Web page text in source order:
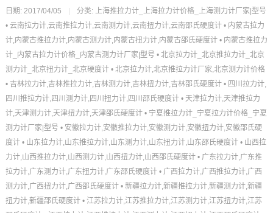
日期: 2017/04/05 | 分类:
上海推拉力计_上海拉力计价格_上海测力计厂家|型号
• 云南拉力计,云南推拉力计,云南测力计,云南扭力计,云南邵氏硬度计• 内蒙古拉力
计,内蒙古推拉力计,内蒙古测力计,内蒙古扭力计,内蒙古邵氏硬度计• 内蒙古推拉力
计_内蒙古拉力计价格_内蒙古测力计厂家|型号 • 北京拉力计_北京推拉力计_北京
测力计_北京扭力计_北京硬度计• 北京拉力计,北京推拉力计厂家,北京测力计价格
• 吉林拉力计,吉林推拉力计,吉林测力计,吉林扭力计,吉林邵氏硬度计• 四川拉力计,
四川推拉力计,四川测力计,四川扭力计,四川邵氏硬度计• 天津拉力计,天津推拉力
计,天津测力计,天津扭力计,天津邵氏硬度计• 宁夏推拉力计_宁夏拉力计价格_宁夏
测力计厂家|型号 • 安徽拉力计,安徽推拉力计,安徽测力计,安徽扭力计,安徽邵氏硬
度计• 山东拉力计,山东推拉力计,山东测力计,山东扭力计,山东邵氏硬度计• 山西拉
力计,山西推拉力计,山西测力计,山西扭力计,山西邵氏硬度计• 广东拉力计,广东推
拉力计,广东测力计,广东扭力计,广东邵氏硬度计• 广西拉力计,广西推拉力计,广西
测力计,广西扭力计,广西邵氏硬度计• 新疆拉力计,新疆推拉力计,新疆测力计,新疆
扭力计,新疆邵氏硬度计• 江苏拉力计,江苏推拉力计,江苏测力计,江苏扭力计,江苏